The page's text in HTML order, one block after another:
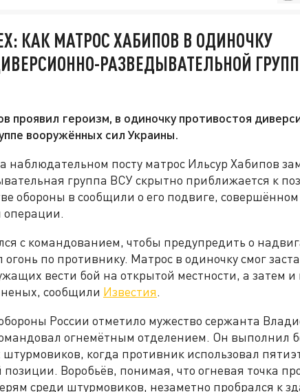
КАК МАТРОС ХАБИПОВ В ОДИНОЧКУ
РАЗВЕДЫВАТЕЛЬНОЙ
проявил героизм, в одиночку противостоя
вооружённых сил Украины.
наблюдательном посту матрос Ильсур Хабипов
группа ВСУ скрытно приближается к
обороны в сообщили о его подвиге, совершённом
операции.
с командованием, чтобы предупредить о
огонь по противнику. Матрос в одиночку смог
вести бой на открытой местности, а затем и
сообщили Известия.
России отметило мужество сержанта
огнемётным отделением. Он выполнил
штурмовиков, когда противник использовал
позиции. Воробьёв, понимая, что огневая точка
среди штурмовиков, незаметно пробрался к